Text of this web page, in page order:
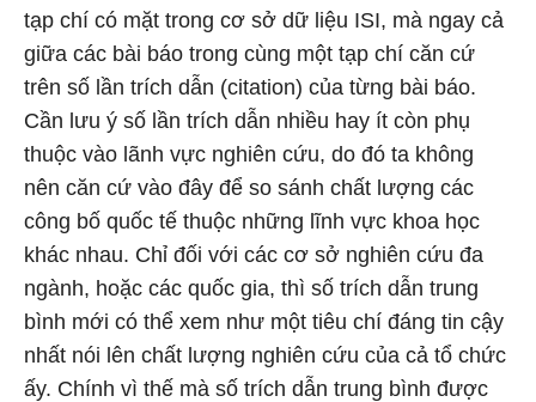
tạp chí có mặt trong cơ sở dữ liệu ISI, mà ngay cả
giữa các bài báo trong cùng một tạp chí căn cứ
trên số lần trích dẫn (citation) của từng bài báo.
Cần lưu ý số lần trích dẫn nhiều hay ít còn phụ
thuộc vào lãnh vực nghiên cứu, do đó ta không
nên căn cứ vào đây để so sánh chất lượng các
công bố quốc tế thuộc những lĩnh vực khoa học
khác nhau. Chỉ đối với các cơ sở nghiên cứu đa
ngành, hoặc các quốc gia, thì số trích dẫn trung
bình mới có thể xem như một tiêu chí đáng tin cậy
nhất nói lên chất lượng nghiên cứu của cả tổ chức
ấy. Chính vì thế mà số trích dẫn trung bình được